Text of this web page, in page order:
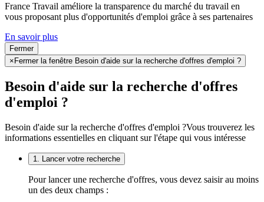
France Travail améliore la transparence du marché du travail en
vous proposant plus d'opportunités d'emploi grâce à ses partenaires
En savoir plus
Fermer
× Fermer la fenêtre Besoin d'aide sur la recherche d'offres d'emploi ?
Besoin d'aide sur la recherche d'offres
d'emploi ?
Besoin d'aide sur la recherche d'offres d'emploi ?Vous trouverez les
informations essentielles en cliquant sur l'étape qui vous intéresse
1. Lancer votre recherche
Pour lancer une recherche d'offres, vous devez saisir au moins
un des deux champs :